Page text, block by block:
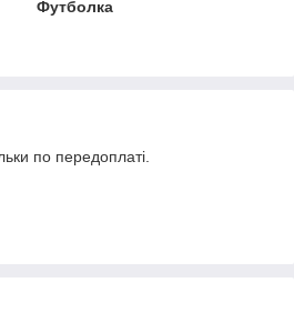
Футболка
по передоплаті.